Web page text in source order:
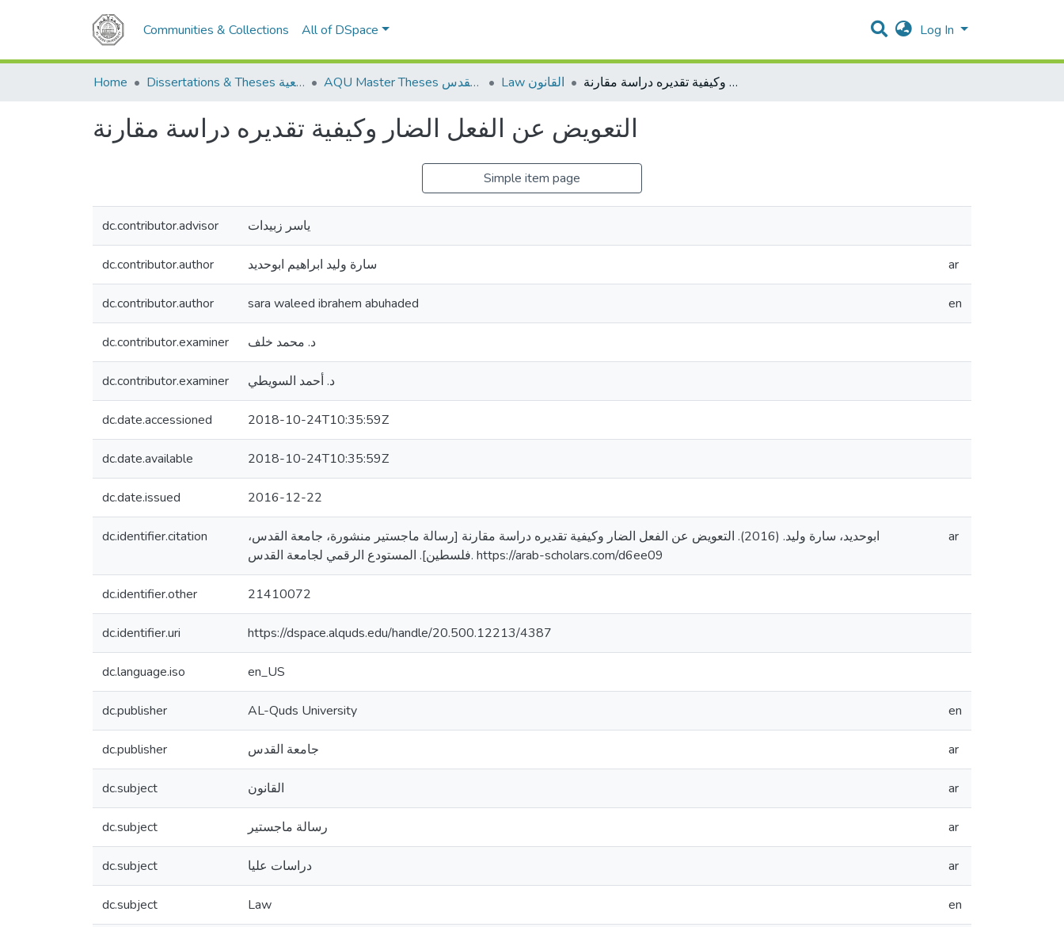
Communities & Collections All of DSpace Log In
Home Dissertations & Theses الرسائل الجامعية AQU Master Theses الرسائل الجامعية الخاصة بجامعة القدس Law القانون التعويض عن الفعل الضار وكيفية تقديره دراسة مقارنة
التعويض عن الفعل الضار وكيفية تقديره دراسة مقارنة
Simple item page
dc.contributor.advisor ياسر زبيدات
dc.contributor.author سارة وليد ابراهيم ابوحديد ar
dc.contributor.author sara waleed ibrahem abuhaded en
dc.contributor.examiner د. محمد خلف
dc.contributor.examiner د. أحمد السويطي
dc.date.accessioned 2018-10-24T10:35:59Z
dc.date.available 2018-10-24T10:35:59Z
dc.date.issued 2016-12-22
dc.identifier.citation
ابوحديد، سارة وليد. (2016). التعويض عن الفعل الضار وكيفية تقديره دراسة مقارنة [رسالة ماجستير منشورة، جامعة القدس،
فلسطين]. المستودع الرقمي لجامعة القدس. https://arab-scholars.com/d6ee09
ar
dc.identifier.other 21410072
dc.identifier.uri https://dspace.alquds.edu/handle/20.500.12213/4387
dc.language.iso en_US
dc.publisher AL-Quds University en
dc.publisher جامعة القدس ar
dc.subject القانون ar
dc.subject رسالة ماجستير ar
dc.subject دراسات عليا ar
dc.subject Law en